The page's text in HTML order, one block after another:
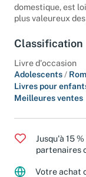
domestique, est
plus valeureux
Classification
Livre d'occasion
Adolescents /
Livres pour
Meilleures ventes
Jusqu'à 15
partenaires
Votre achat